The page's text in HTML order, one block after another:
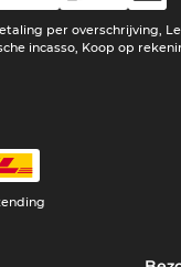
per overschrijving,
incasso, Koop op